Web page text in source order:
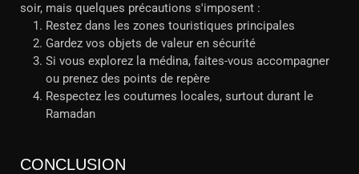
soir, mais quelques précautions s'imposent :
Restez dans les zones touristiques principales
Gardez vos objets de valeur en sécurité
Si vous explorez la médina, faites-vous accompagner
ou prenez des points de repère
Respectez les coutumes locales, surtout durant le
Ramadan
CONCLUSION